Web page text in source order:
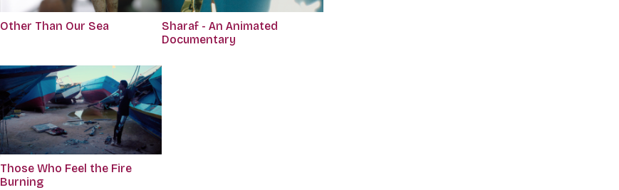
Other Than Our Sea
Sharaf - An Animated
Documentary
Those Who Feel the Fire
Burning